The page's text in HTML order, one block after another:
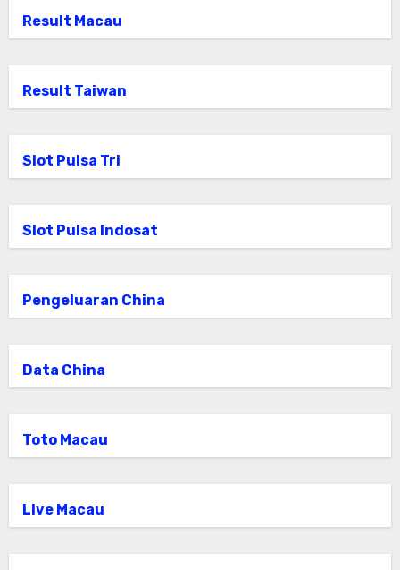
Result Macau
Result Taiwan
Slot Pulsa Tri
Slot Pulsa Indosat
Pengeluaran China
Data China
Toto Macau
Live Macau